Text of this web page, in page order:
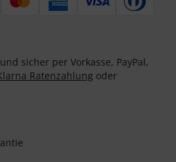
sicher per Vorkasse, PayPal,
Ratenzahlung oder